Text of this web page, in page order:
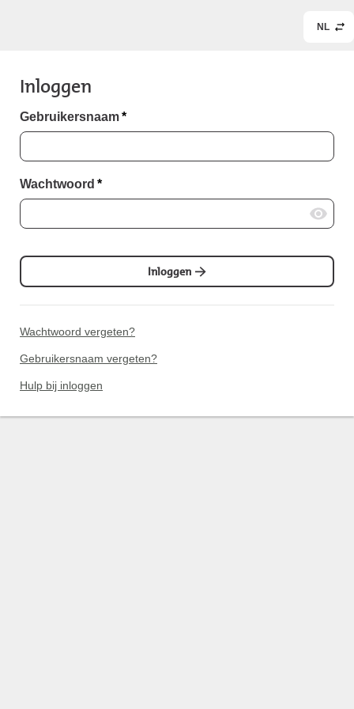
NL
Inloggen
Gebruikersnaam*
Wachtwoord *
Inloggen
Wachtwoord vergeten?
Gebruikersnaam vergeten?
Hulp bij inloggen